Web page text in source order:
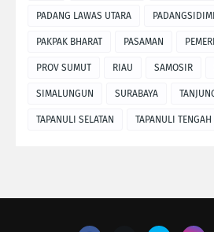
PADANG LAWAS UTARA
PAKPAK BHARAT PASAMAN
PROV SUMUT RIAU SAMOSIR
SIMALUNGUN SURABAYA
TAPANULI SELATAN TAPANULI TENGAH